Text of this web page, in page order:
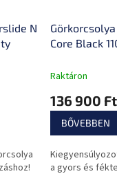
Next
Core Black
Raktáron
136 900 Ft
BŐVEBBEN
a gyors és